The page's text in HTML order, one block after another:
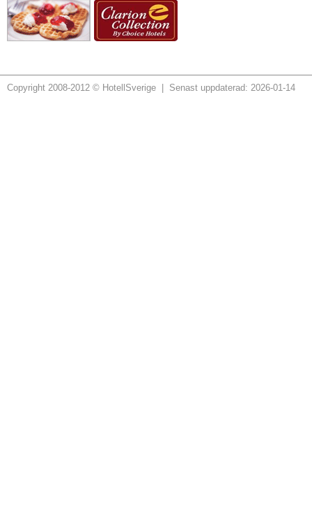
Copyright 2008-2012 © HotellSverige | Senast uppdaterad: 2026-01-14